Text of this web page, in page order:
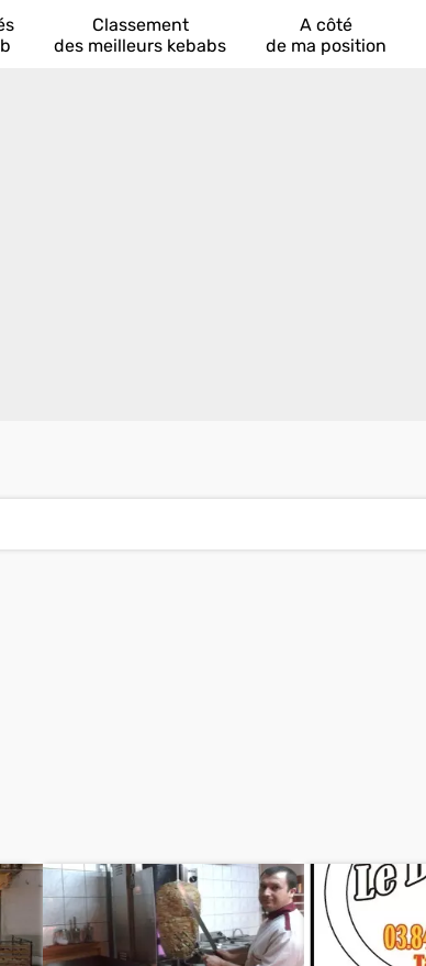
Classement
des meilleurs kebabs
A côté
de ma position